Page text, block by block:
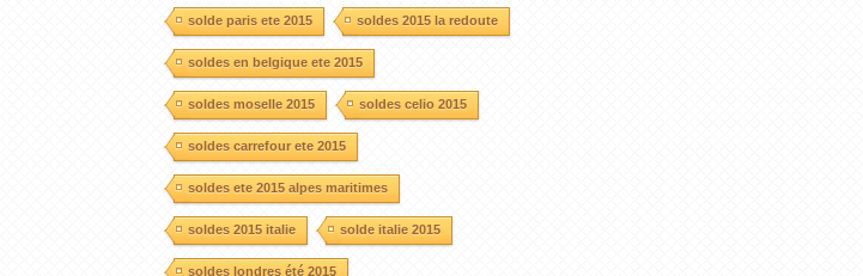
solde paris ete 2015 soldes 2015 la redoute
soldes en belgique ete 2015
soldes moselle 2015 soldes celio 2015
soldes carrefour ete 2015
soldes ete 2015 alpes maritimes
soldes 2015 italie solde italie 2015
soldes londres été 2015